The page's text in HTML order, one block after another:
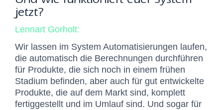
jetzt?
Lennart Gorholt:
Wir lassen im System Automatisierungen laufen,
die automatisch die Berechnungen durchführen
für Produkte, die sich noch in einem frühen
Stadium befinden, aber auch für gut entwickelte
Produkte, die auf dem Markt sind, komplett
fertiggestellt und im Umlauf sind. Und sogar für